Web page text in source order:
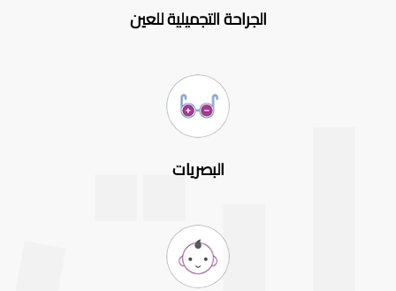
الجراحة التجميلية للعين
البصريات